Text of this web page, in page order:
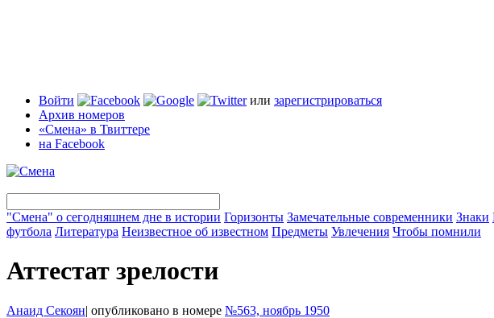
Войти или зарегистрироваться
Архив номеров
«Смена» в Твиттере
на Facebook
"Смена" о сегодняшнем дне в истории Горизонты Замечательные современники Знаки
футбола Литература Неизвестное об известном Предметы Увлечения Чтобы помнили
Аттестат зрелости
Анаид Секоян| опубликовано в номере №563, ноябрь 1950